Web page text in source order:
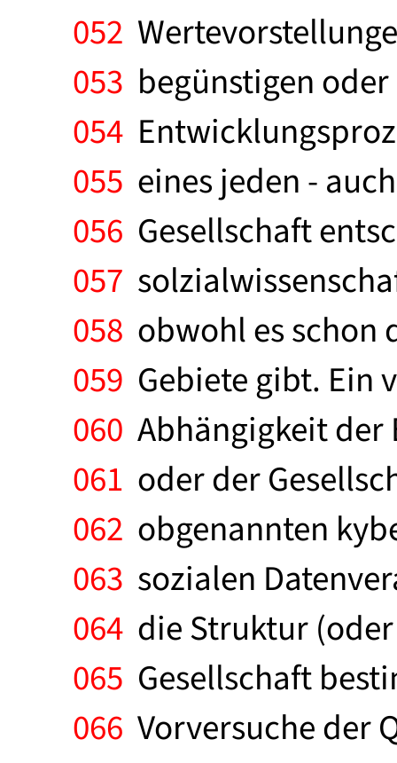
052
053 begünstigen
054
055 eines jeden -
056 Gesellschaft
057
058 obwohl es schon
059 Gebiete gibt. Ein
060 Abhängigkeit der
061 oder der
062 obgenannten
063 sozialen
064 die Struktur
065 Gesellschaft
066 Vorversuche der